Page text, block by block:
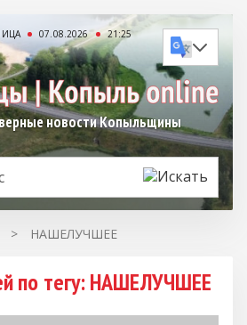
07.08.2026 21:25
новости Копыльщины
> НАШЕЛУЧШЕЕ
по тегу: НАШЕЛУЧШЕЕ